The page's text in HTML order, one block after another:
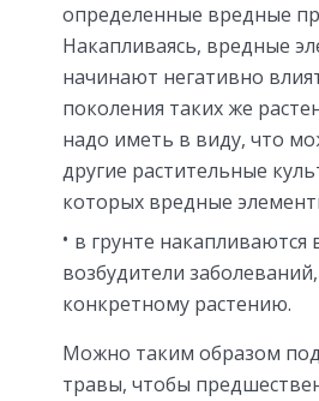
определенные вредные
Накапливаясь, вредные
начинают негативно
поколения таких же
надо иметь в виду, что
другие растительные
которых вредные
в грунте накапливаются
возбудители
конкретному растению.
Можно таким образом
травы, чтобы